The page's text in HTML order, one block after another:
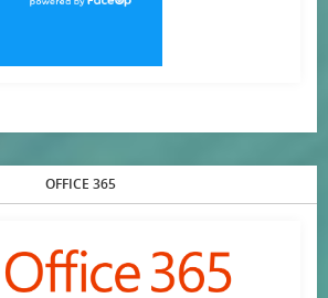
OFFICE 365